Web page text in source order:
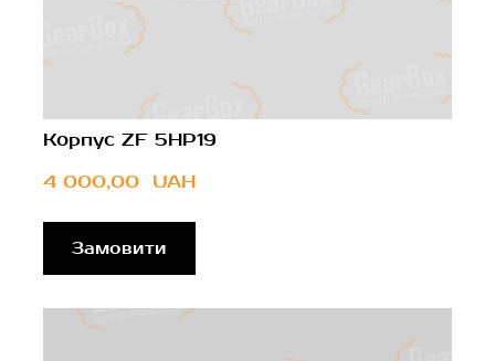
Корпус ZF 5HP19
4 000,00  UAH
Замовити